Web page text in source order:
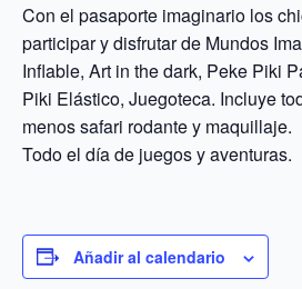
Con el pasaporte imaginario los
participar y disfrutar de Mundos
Inflable, Art in the dark, Peke Piki
Piki Elástico, Juegoteca. Incluye
menos safari rodante y maquillaje.
Todo el día de juegos y aventuras.
Añadir al calendario